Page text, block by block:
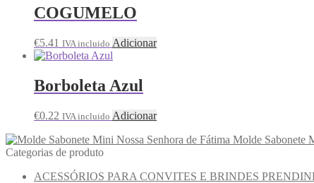
COGUMELO
€5.41 IVA incluido Adicionar
Borboleta Azul
€0.22 IVA incluido Adicionar
Molde Sabonete
Categorias de produto
ACESSÓRIOS PARA CONVITES E BRINDES